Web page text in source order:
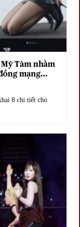
Tâm nhằm
mạng
8 chi tiết cho